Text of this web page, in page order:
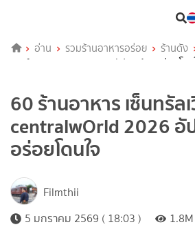
อ่าน รวมร้านอาหารอร่อย ร้านดัง
เวิลด์ centralwOrld 2026 อัปเดตร้านอร่อยโดน
60 ร้านอาหาร เซ็นทรัล
centralwOrld 2026 อั
อร่อยโดนใจ
Filmthii
5 มกราคม 2569 ( 18:03 )
1.8M